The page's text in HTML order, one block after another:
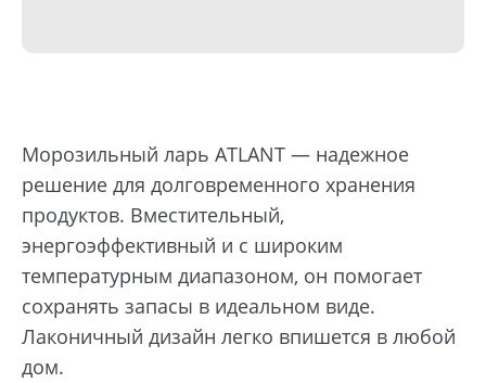
Морозильный ларь ATLANT — надежное
решение для долговременного хранения
продуктов. Вместительный,
энергоэффективный и с широким
температурным диапазоном, он помогает
сохранять запасы в идеальном виде.
Лаконичный дизайн легко впишется в любой
дом.